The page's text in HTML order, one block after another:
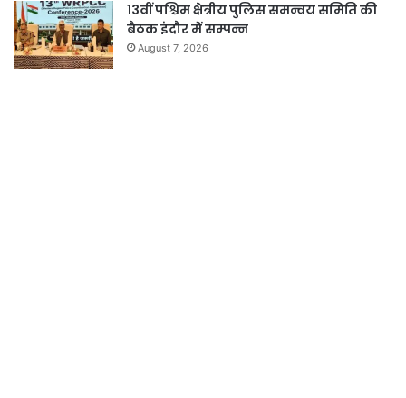
13वीं पश्चिम क्षेत्रीय पुलिस समन्वय समिति की
बैठक इंदौर में सम्पन्न
August 7, 2026